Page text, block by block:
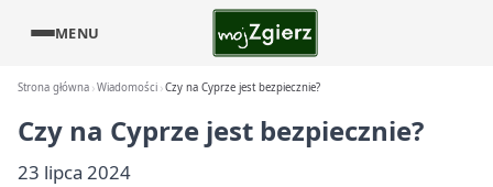
MENU
Strona główna Wiadomości Czy na Cyprze jest bezpiecznie?
Czy na Cyprze jest bezpiecznie?
23 lipca 2024